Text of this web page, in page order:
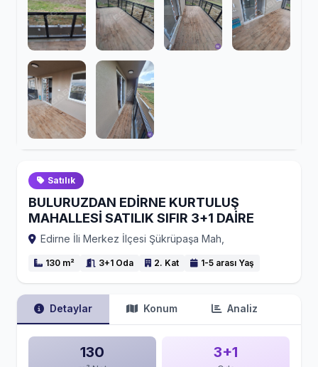
Satılık
BULURUZDAN EDİRNE KURTULUŞ
MAHALLESİ SATILIK SIFIR 3+1 DAİRE
Edirne İli Merkez İlçesi Şükrüpaşa Mah,
130 m² 3+1 Oda 2. Kat 1-5 arası Yaş
Detaylar Konum Analiz
130 3+1